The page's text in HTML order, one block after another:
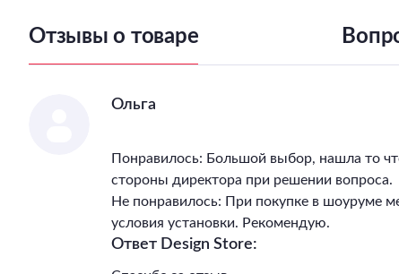
Отзывы о товаре
Ольга
Понравилось: Большой выбор, нашла то
стороны директора при решении вопроса.
Не понравилось: При покупке в шоуруме
условия установки. Рекомендую.
Ответ Design Store: